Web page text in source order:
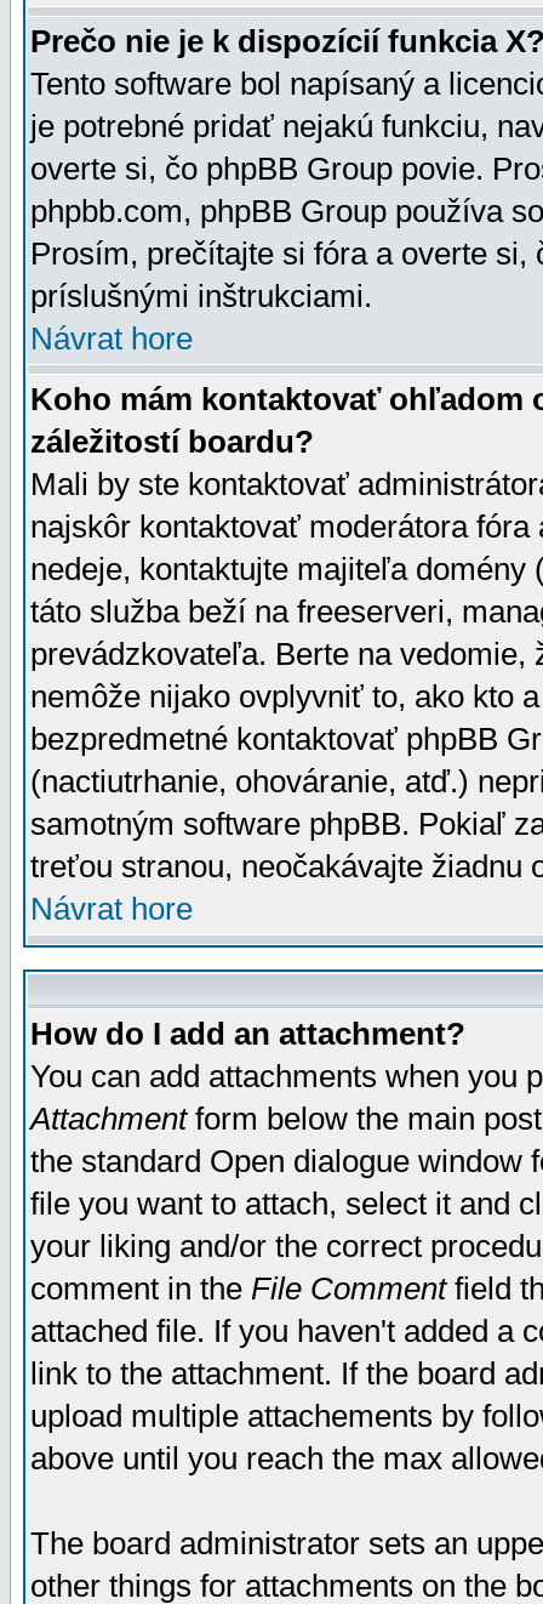
Prečo nie je k dispozícií funkcia
Tento software bol napísaný a
je potrebné pridať nejakú funkciu,
overte si, čo phpBB Group povie.
phpbb.com, phpBB Group používa
Prosím, prečítajte si fóra a overte
príslušnými inštrukciami.
Návrat hore
Koho mám kontaktovať ohľadom
záležitostí boardu?
Mali by ste kontaktovať
najskôr kontaktovať moderátora
nedeje, kontaktujte majiteľa
táto služba beží na freeserveri,
prevádzkovateľa. Berte na vedomie,
nemôže nijako ovplyvniť to, ako kto
bezpredmetné kontaktovať phpBB
(nactiutrhanie, ohováranie, atď.)
samotným software phpBB. Pokiaľ
treťou stranou, neočakávajte žiadnu
Návrat hore
How do I add an attachment?
You can add attachments when you
Attachmentform below the main
the standard Open dialogue window
file you want to attach, select it and
your liking and/or the correct
comment in the File Commentfield
attached file. If you haven't added a
link to the attachment. If the board
upload multiple attachements by
above until you reach the max
The board administrator sets an
other things for attachments on the